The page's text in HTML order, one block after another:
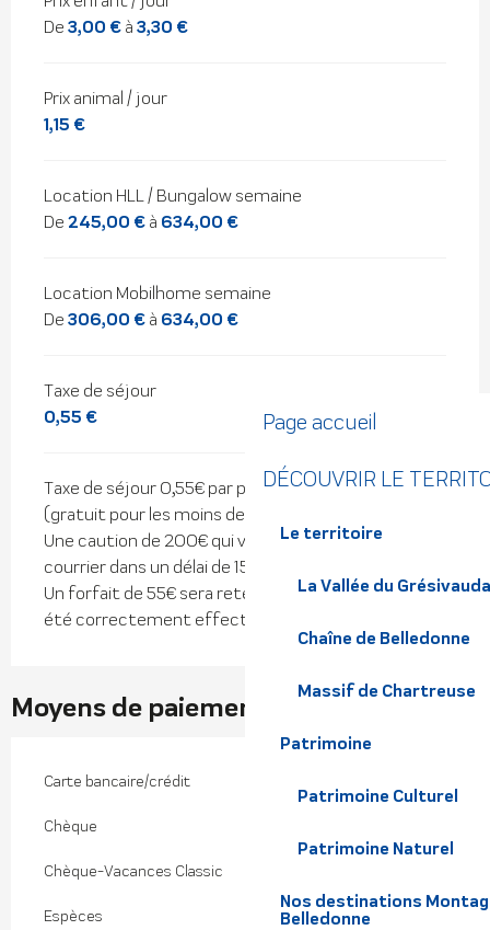
Page accueil
DÉCOUVRIR LE
Le territoire
La Vallée du
Chaîne de Belledonne
Massif de Chartreuse
Patrimoine
Patrimoine Culturel
Patrimoine Naturel
Nos destinations
Belledonne
De 3,00 € à 3,30 €
Prix animal / jour
1,15 €
Location HLL / Bungalow semaine
De 245,00 € à 634,00 €
Location Mobilhome semaine
De 306,00 € à 634,00 €
Taxe de séjour
0,55 €
Taxe de séjour 0,55€ par personne et par jour
(gratuit pour les moins de 18 ans)
Une caution de 200€ qui vous sera restituée par
courrier dans un délai de 15 jours après votre départ.
Un forfait de 55€ sera retenu si le ménage n'a pas
été correctement effectué avant le départ.
Moyens de paiement
Carte bancaire/crédit
Chèque
Chèque-Vacances Classic
Espèces